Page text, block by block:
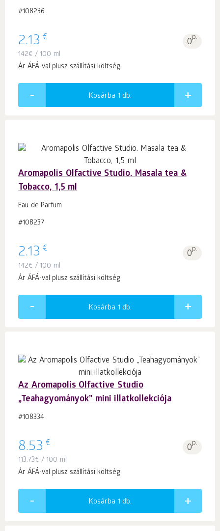
#108236
2.13 € 0p.
142€ / 100 ml
Ár ÁFÁ-val plusz szállítási költség
Kosárba 1 db.
Aromapolis Olfactive Studio. Masala tea &
Tobacco, 1,5 ml
Eau de Parfum
#108237
2.13 € 0p.
142€ / 100 ml
Ár ÁFÁ-val plusz szállítási költség
Kosárba 1 db.
Az Aromapolis Olfactive Studio
„Teahagyományok” mini illatkollekciója
#108334
8.53 € 0p.
113.73€ / 100 ml
Ár ÁFÁ-val plusz szállítási költség
Kosárba 1 db.